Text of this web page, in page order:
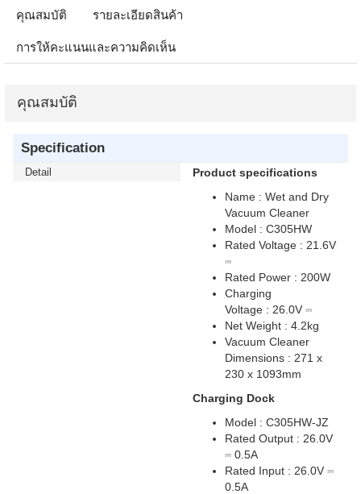
คุณสมบัติ รายละเอียดสินค้า
การให้คะแนนและความคิดเห็น
คุณสมบัติ
Specification
Detail
Product specifications
Name : Wet and Dry
Vacuum Cleaner
Model : C305HW
Rated Voltage : 21.6V
⎓
Rated Power : 200W
Charging
Voltage : 26.0V ⎓
Net Weight : 4.2kg
Vacuum Cleaner
Dimensions : 271 x
230 x 1093mm
Charging Dock
Model : C305HW-JZ
Rated Output : 26.0V
⎓ 0.5A
Rated Input : 26.0V ⎓
0.5A